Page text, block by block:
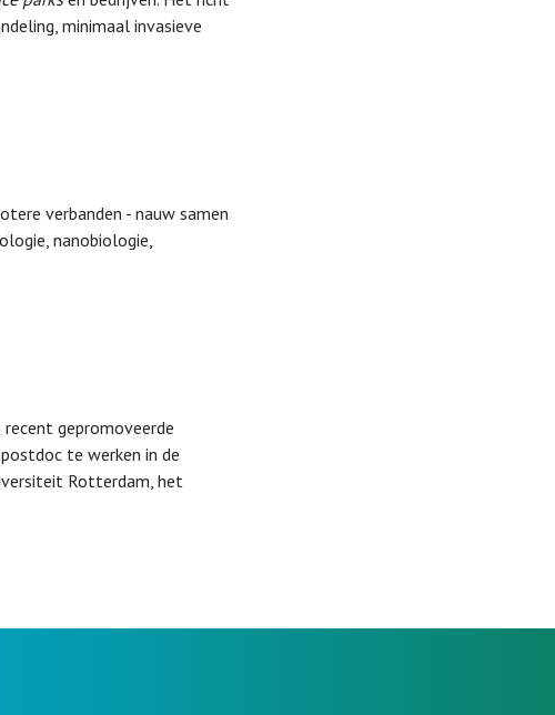
minimaal invasieve
verbanden - nauw samen
nanobiologie,
gepromoveerde
te werken in de
Rotterdam, het